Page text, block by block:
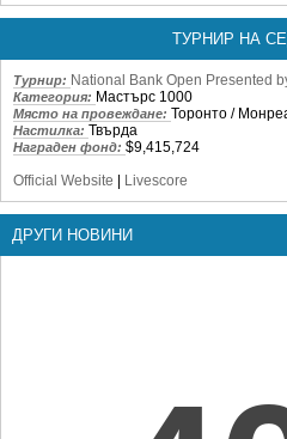
ТУРНИР НА
Турнир: National Bank Open Presented
Категория: Мастърс 1000
Място на провеждане: Торонто /
Настилка: Твърда
Награден фонд: $9,415,724
Official Website
Livescore
ДРУГИ НОВИНИ